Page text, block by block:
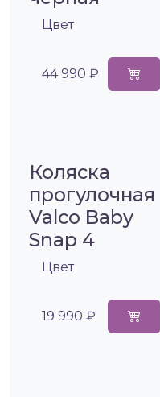
Цвет
44 990 ₽
Коляска
прогулочная
Valco Baby
Snap 4
Цвет
19 990 ₽